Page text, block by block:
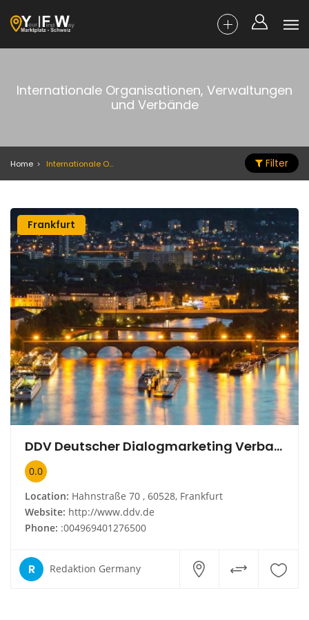
Internationale Organisationen, Verwaltungen
und Verbände
Home Internationale Organisationen, Verwaltungen und Verbände Filter
Frankfurt
DDV Deutscher Dialogmarketing Verband e. V.
0.0
Location: Hahnstraße 70 , 60528, Frankfurt
Website: http://www.ddv.de
Phone: :004969401276500
R Redaktion Germany